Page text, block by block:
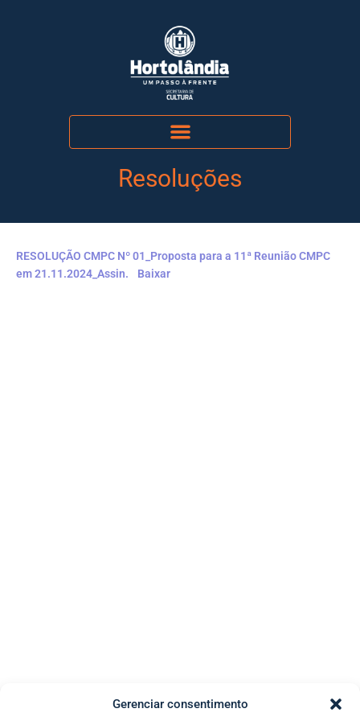
Gerenciar consentimento
Resoluções
RESOLUÇÃO CMPC Nº 01_Proposta para a 11ª Reunião CMPC
em 21.11.2024_Assin.
Baixar